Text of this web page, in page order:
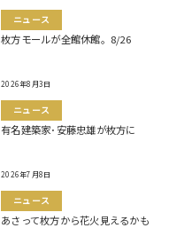
ニュース
枚方モールが全館休館。8/26
2026年8月3日
ニュース
有名建築家･安藤忠雄が枚方に
2026年7月8日
ニュース
あさって枚方から花火見えるかも